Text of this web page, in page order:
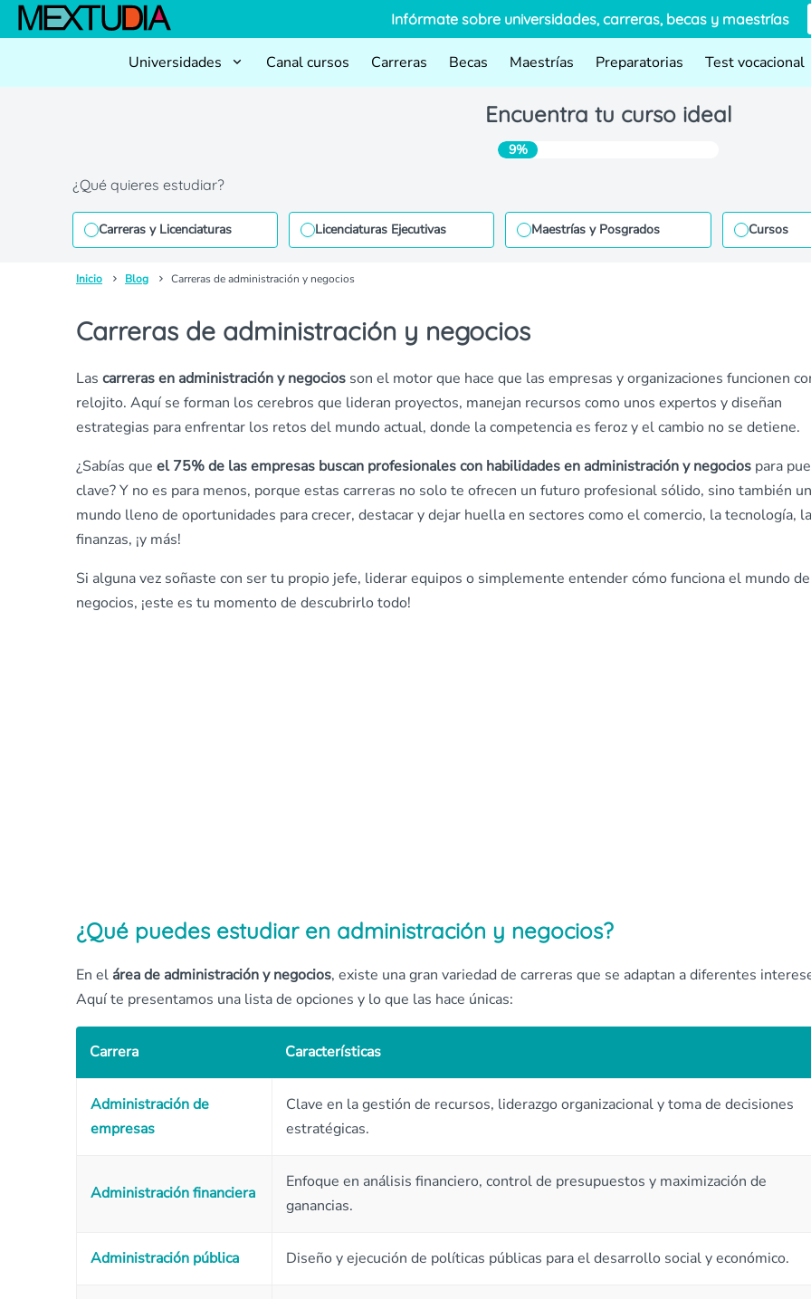
Infórmate sobre universidades, carreras, becas y maestrías
Universidades Canal cursos Carreras Becas Maestrías Preparatorias Test vocacional
Encuentra tu curso ideal
9%
¿Qué quieres estudiar?
Carreras y Licenciaturas Licenciaturas Ejecutivas Maestrías y Posgrados Cursos
Inicio Blog Carreras de administración y negocios
Carreras de administración y negocios
Las carreras en administración y negocios son el motor que hace que las empresas y organizaciones funcionen
relojito. Aquí se forman los cerebros que lideran proyectos, manejan recursos como unos expertos y diseñan
estrategias para enfrentar los retos del mundo actual, donde la competencia es feroz y el cambio no se detiene.
¿Sabías que el 75% de las empresas buscan profesionales con habilidades en administración y negocios para
clave? Y no es para menos, porque estas carreras no solo te ofrecen un futuro profesional sólido, sino también un
mundo lleno de oportunidades para crecer, destacar y dejar huella en sectores como el comercio, la tecnología,
finanzas, ¡y más!
Si alguna vez soñaste con ser tu propio jefe, liderar equipos o simplemente entender cómo funciona el mundo
negocios, ¡este es tu momento de descubrirlo todo!
¿Qué puedes estudiar en administración y negocios?
En el área de administración y negocios, existe una gran variedad de carreras que se adaptan a diferentes
Aquí te presentamos una lista de opciones y lo que las hace únicas:
Carrera Características
Administración de
empresas
Clave en la gestión de recursos, liderazgo organizacional y toma de decisiones
estratégicas.
Administración financiera
Enfoque en análisis financiero, control de presupuestos y maximización de
ganancias.
Administración pública Diseño y ejecución de políticas públicas para el desarrollo social y económico.